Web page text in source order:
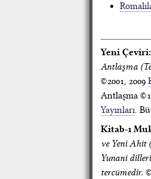
Yeni Çeviri:
Antlaşma
©2001, 2009
Antlaşma
Yayınları.
Kitab-ı
ve Yeni Ahit
Yunani
tercümedir.